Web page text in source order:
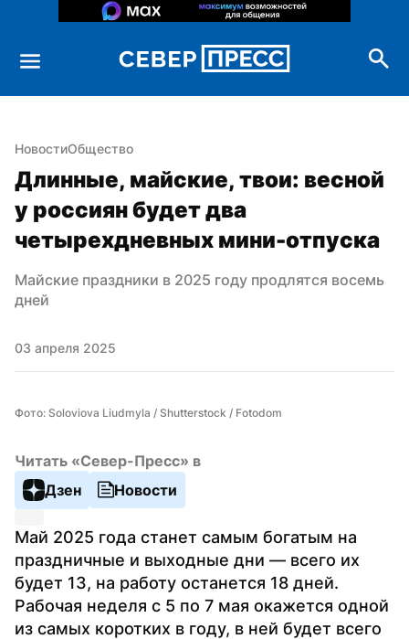
НовостиОбщество
Длинные, майские, твои: весной
у россиян будет два
четырехдневных мини-отпуска
Майские праздники в 2025 году продлятся восемь
дней
03 апреля 2025
Фото: Soloviova Liudmyla / Shutterstock / Fotodom
Читать «Север-Пресс» в
Дзен
Новости
Май 2025 года станет самым богатым на
праздничные и выходные дни — всего их
будет 13, на работу останется 18 дней.
Рабочая неделя с 5 по 7 мая окажется одной
из самых коротких в году, в ней будет всего